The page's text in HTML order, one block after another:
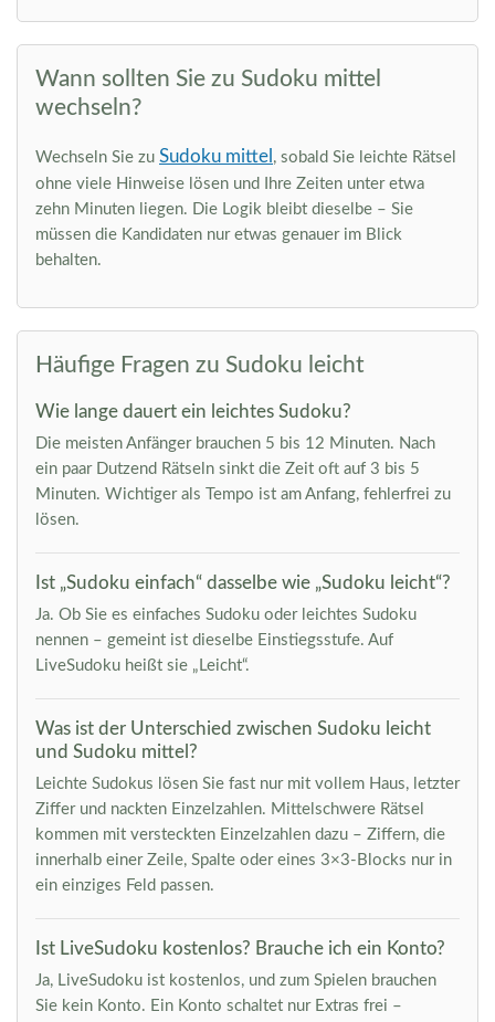
Wann sollten Sie zu Sudoku mittel
wechseln?
Wechseln Sie zu Sudoku mittel , sobald Sie leichte Rätsel
ohne viele Hinweise lösen und Ihre Zeiten unter etwa
zehn Minuten liegen. Die Logik bleibt dieselbe – Sie
müssen die Kandidaten nur etwas genauer im Blick
behalten.
Häufige Fragen zu Sudoku leicht
Wie lange dauert ein leichtes Sudoku?
Die meisten Anfänger brauchen 5 bis 12 Minuten. Nach
ein paar Dutzend Rätseln sinkt die Zeit oft auf 3 bis 5
Minuten. Wichtiger als Tempo ist am Anfang, fehlerfrei zu
lösen.
Ist „Sudoku einfach“ dasselbe wie „Sudoku leicht“?
Ja. Ob Sie es einfaches Sudoku oder leichtes Sudoku
nennen – gemeint ist dieselbe Einstiegsstufe. Auf
LiveSudoku heißt sie „Leicht“.
Was ist der Unterschied zwischen Sudoku leicht
und Sudoku mittel?
Leichte Sudokus lösen Sie fast nur mit vollem Haus, letzter
Ziffer und nackten Einzelzahlen. Mittelschwere Rätsel
kommen mit versteckten Einzelzahlen dazu – Ziffern, die
innerhalb einer Zeile, Spalte oder eines 3×3-Blocks nur in
ein einziges Feld passen.
Ist LiveSudoku kostenlos? Brauche ich ein Konto?
Ja, LiveSudoku ist kostenlos, und zum Spielen brauchen
Sie kein Konto. Ein Konto schaltet nur Extras frei –